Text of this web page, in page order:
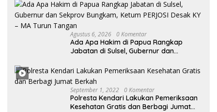
Agustus 6, 2026 0 Komentar
Ada Apa Hakim di Papua Rangkap
Jabatan di Sulsel, Gubernur dan
Desak KY – MA Turun Tangan
September 1, 2022 0 Komentar
Polresta Kendari Lakukan Pemeriksaan
Kesehatan Gratis dan Berbagi Jumat